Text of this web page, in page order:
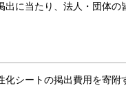
出に当たり、法人・団体
化シートの掲出費用を寄